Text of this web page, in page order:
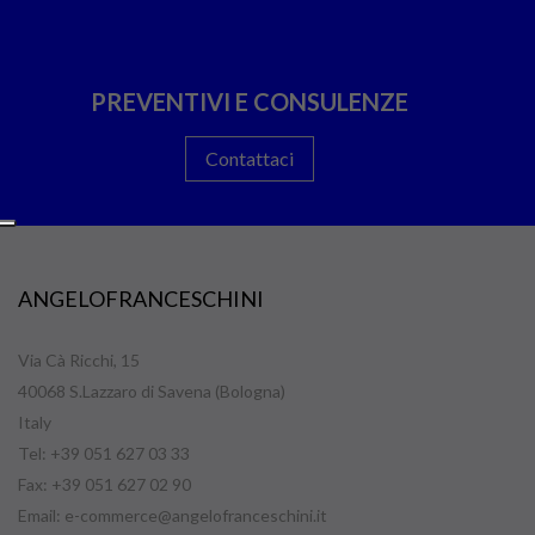
PREVENTIVI E CONSULENZE
Contattaci
ANGELOFRANCESCHINI
Via Cà Ricchi, 15
40068 S.Lazzaro di Savena (Bologna)
Italy
Tel: +39 051 627 03 33
Fax: +39 051 627 02 90
Email: e-commerce@angelofranceschini.it